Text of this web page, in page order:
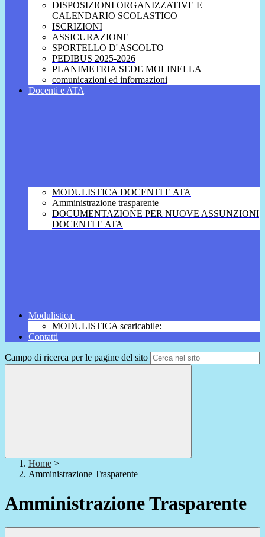
DISPOSIZIONI ORGANIZZATIVE E
CALENDARIO SCOLASTICO
ISCRIZIONI
ASSICURAZIONE
SPORTELLO D' ASCOLTO
PEDIBUS 2025-2026
PLANIMETRIA SEDE MOLINELLA
comunicazioni ed informazioni
Docenti e ATA
MODULISTICA DOCENTI E ATA
Amministrazione trasparente
DOCUMENTAZIONE PER NUOVE ASSUNZIONI
DOCENTI E ATA
Modulistica
MODULISTICA scaricabile:
Contatti
Campo di ricerca per le pagine del sito
Home >
Amministrazione Trasparente
Amministrazione Trasparente